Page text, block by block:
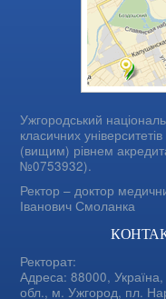
Ужгородський
класичних
(вищим) рівнем
№0753932).
Ректор – доктор
Іванович Смоланка
Ректорат:
Адреса: 88000, Україна,
обл., м. Ужгород, пл.